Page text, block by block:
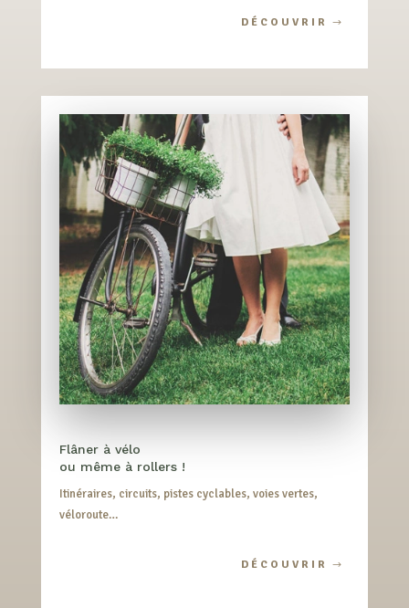
DÉCOUVRIR
Flâner à vélo
ou même à rollers !
Itinéraires, circuits, pistes cyclables, voies vertes,
véloroute…
DÉCOUVRIR